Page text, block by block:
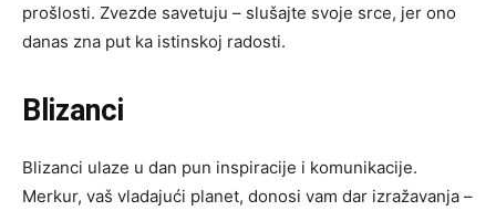
prošlosti. Zvezde savetuju – slušajte svoje srce, jer ono
danas zna put ka istinskoj radosti.
Blizanci
Blizanci ulaze u dan pun inspiracije i komunikacije.
Merkur, vaš vladajući planet, donosi vam dar izražavanja –